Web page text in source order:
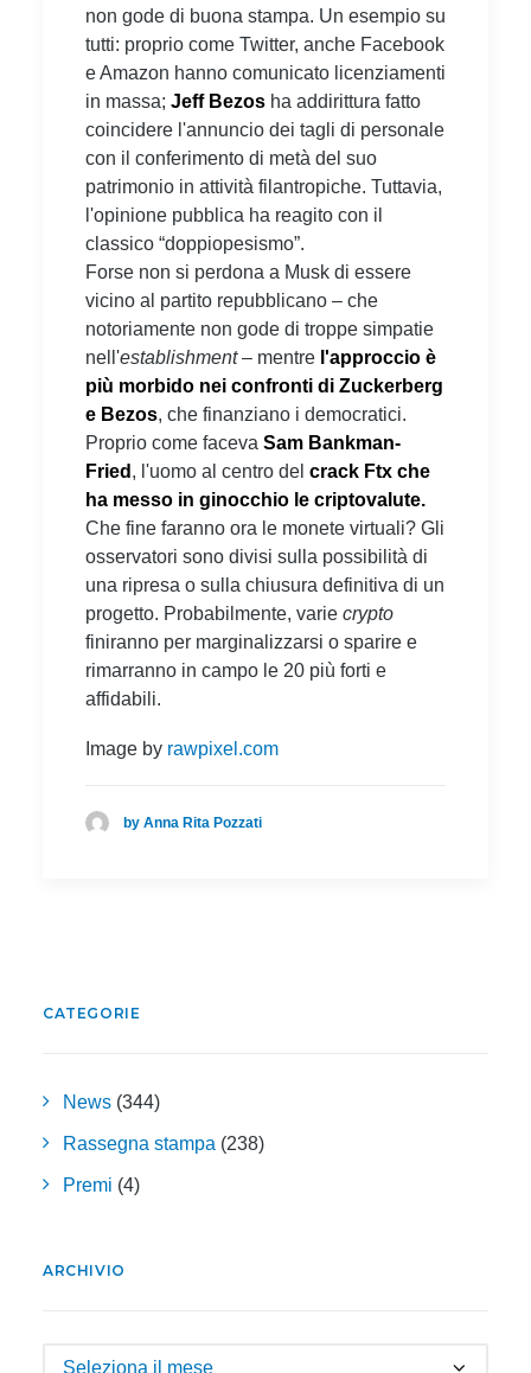
non gode di buona stampa. Un esempio su
tutti: proprio come Twitter, anche Facebook
e Amazon hanno comunicato licenziamenti
in massa; Jeff Bezos ha addirittura fatto
coincidere l'annuncio dei tagli di personale
con il conferimento di metà del suo
patrimonio in attività filantropiche. Tuttavia,
l'opinione pubblica ha reagito con il
classico “doppiopesismo”.
Forse non si perdona a Musk di essere
vicino al partito repubblicano – che
notoriamente non gode di troppe simpatie
nell'establishment– mentre l'approccio è
più morbido nei confronti di Zuckerberg
e Bezos, che finanziano i democratici.
Proprio come faceva Sam Bankman-
Fried , l'uomo al centro del crack Ftx che
ha messo in ginocchio le criptovalute.
Che fine faranno ora le monete virtuali? Gli
osservatori sono divisi sulla possibilità di
una ripresa o sulla chiusura definitiva di un
progetto. Probabilmente, varie crypto
finiranno per marginalizzarsi o sparire e
rimarranno in campo le 20 più forti e
affidabili.
Image by rawpixel.com
by Anna Rita Pozzati
CATEGORIE
News (344)
Rassegna stampa (238)
Premi (4)
ARCHIVIO
Archivio